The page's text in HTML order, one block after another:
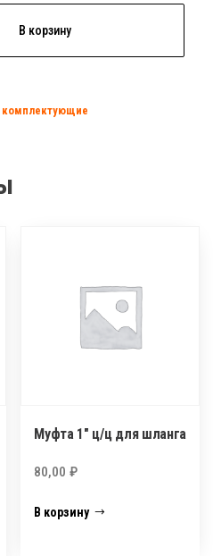
В корзину
Муфта 1″ ц/ц для шланга
80,00₽
В корзину